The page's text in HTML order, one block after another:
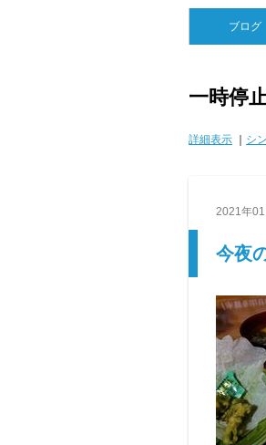
ブログ
一時停
詳細表示 シ
2021年01
今夜